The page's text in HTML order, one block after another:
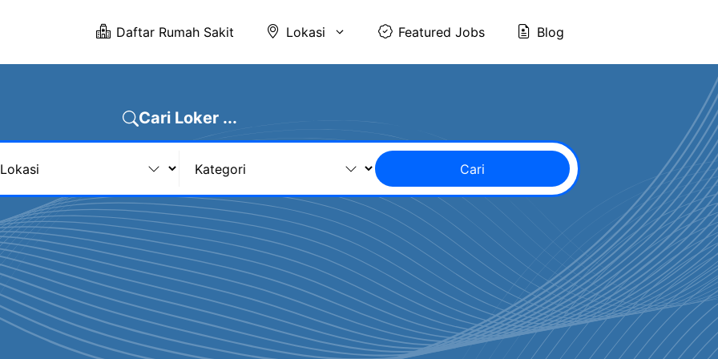
Daftar Rumah Sakit Lokasi Featured Jobs Blog
Cari Loker ...
Cari